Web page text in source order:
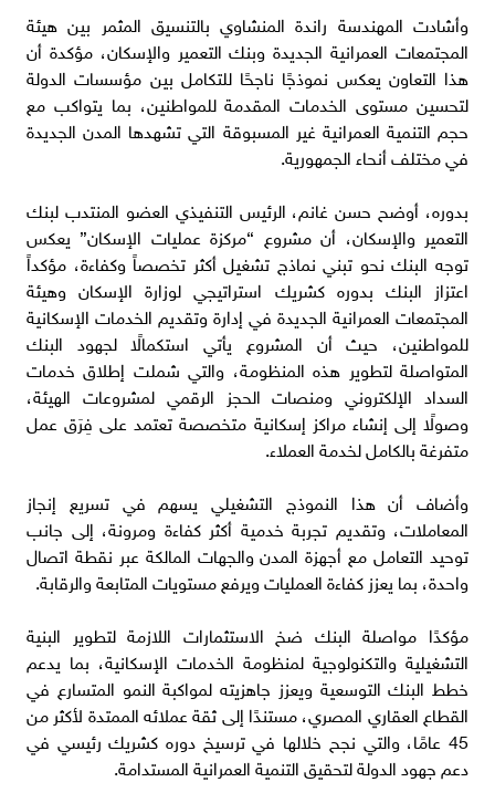
وأشادت المهندسة راندة المنشاوي بالتنسيق المثمر بين هيئة
المجتمعات العمرانية الجديدة وبنك التعمير والإسكان، مؤكدة أن
هذا التعاون يعكس نموذجًا ناجحًا للتكامل بين مؤسسات الدولة
لتحسين مستوى الخدمات المقدمة للمواطنين، بما يتواكب مع
حجم التنمية العمرانية غير المسبوقة التي تشهدها المدن الجديدة
في مختلف أنحاء الجمهورية.
بدوره، أوضح حسن غانم، الرئيس التنفيذي العضو المنتدب لبنك
التعمير والإسكان، أن مشروع “مركزة عمليات الإسكان” يعكس
توجه البنك نحو تبني نماذج تشغيل أكثر تخصصاً وكفاءة، مؤكداً
اعتزاز البنك بدوره كشريك استراتيجي لوزارة الإسكان وهيئة
المجتمعات العمرانية الجديدة في إدارة وتقديم الخدمات الإسكانية
للمواطنين، حيث أن المشروع يأتي استكمالًا لجهود البنك
المتواصلة لتطوير هذه المنظومة، والتي شملت إطلاق خدمات
السداد الإلكتروني ومنصات الحجز الرقمي لمشروعات الهيئة،
وصولًا إلى إنشاء مراكز إسكانية متخصصة تعتمد على فِرَق عمل
متفرغة بالكامل لخدمة العملاء.
وأضاف أن هذا النموذج التشغيلي يسهم في تسريع إنجاز
المعاملات، وتقديم تجربة خدمية أكثر كفاءة ومرونة، إلى جانب
توحيد التعامل مع أجهزة المدن والجهات المالكة عبر نقطة اتصال
واحدة، بما يعزز كفاءة العمليات ويرفع مستويات المتابعة والرقابة.
مؤكدًا مواصلة البنك ضخ الاستثمارات اللازمة لتطوير البنية
التشغيلية والتكنولوجية لمنظومة الخدمات الإسكانية، بما يدعم
خطط البنك التوسعية ويعزز جاهزيته لمواكبة النمو المتسارع في
القطاع العقاري المصري، مستندًا إلى ثقة عملائه الممتدة لأكثر من
45 عامًا، والتي نجح خلالها في ترسيخ دوره كشريك رئيسي في
دعم جهود الدولة لتحقيق التنمية العمرانية المستدامة.